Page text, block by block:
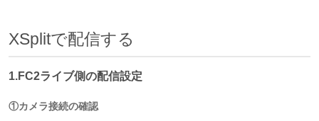
XSplitで配信する
1.FC2ライブ側の配信設定
①カメラ接続の確認